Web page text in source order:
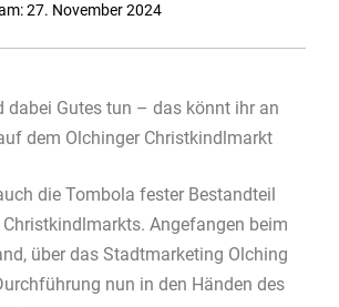
27. November 2024
dabei Gutes tun – das könnt ihr an
dem Olchinger Christkindlmarkt
die Tombola fester Bestandteil
Angefangen beim
über das Stadtmarketing Olching
nun in den Händen des